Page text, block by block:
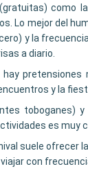
como
Lo mejor del
y la
a diario.
y la
toboganes)
es muy
suele
con